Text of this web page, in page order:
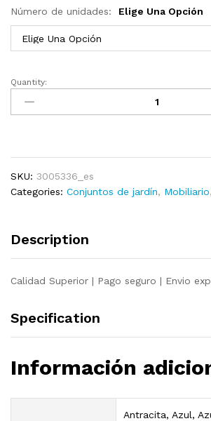
Número de unidades: Elige Una Opción
Juego
muebles
palets
6
Quantity:
SKU: 3005336_es
Categories: Conjuntos de jardín, Mobiliario,
Description
Calidad Superior | Pago seguro | Envio
Specification
Información
Antracita, Azul,